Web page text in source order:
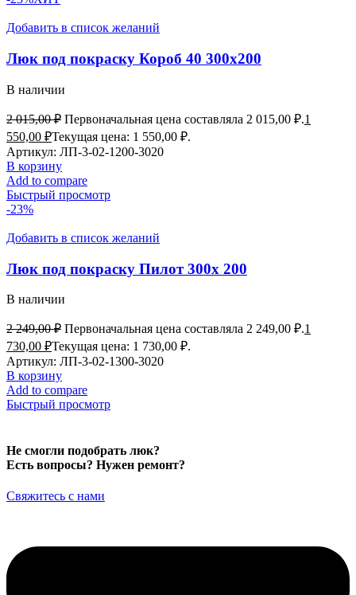
Добавить в список желаний
Люк под покраску Короб 40 300х200
В наличии
2 015,00₽ Первоначальная цена составляла 2 015,00 ₽.1
550,00 ₽Текущая цена: 1 550,00 ₽.
Артикул: ЛП-3-02-1200-3020
В корзину
Add to compare
Быстрый просмотр
-23%
Добавить в список желаний
Люк под покраску Пилот 300х 200
В наличии
2 249,00₽ Первоначальная цена составляла 2 249,00 ₽.1
730,00 ₽Текущая цена: 1 730,00 ₽.
Артикул: ЛП-3-02-1300-3020
В корзину
Add to compare
Быстрый просмотр
Не смогли подобрать люк?
Есть вопросы? Нужен ремонт?
Свяжитесь с нами